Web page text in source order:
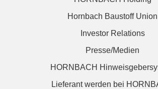
Hornbach Baustoff Union
Investor Relations
Presse/Medien
HORNBACH
Lieferant werden bei